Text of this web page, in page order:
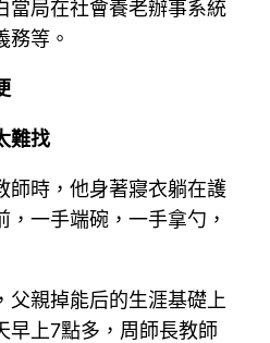
當局在社會養老辦事系統
務等。
難找
師時，他身著寢衣躺在護
一手端碗，一手拿勺，
父親掉能后的生涯基礎上
早上7點多，周師長教師